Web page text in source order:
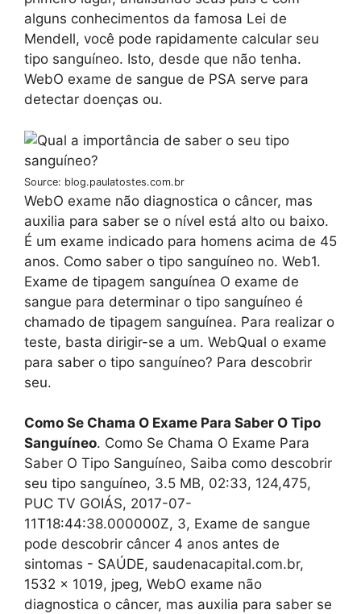
alguns conhecimentos da famosa Lei de
Mendell, você pode rapidamente calcular seu
tipo sanguíneo. Isto, desde que não tenha.
WebO exame de sangue de PSA serve para
detectar doenças ou.
Source: blog.paulatostes.com.br
WebO exame não diagnostica o câncer, mas
auxilia para saber se o nível está alto ou baixo.
É um exame indicado para homens acima de 45
anos. Como saber o tipo sanguíneo no. Web1.
Exame de tipagem sanguínea O exame de
sangue para determinar o tipo sanguíneo é
chamado de tipagem sanguínea. Para realizar o
teste, basta dirigir-se a um. WebQual o exame
para saber o tipo sanguíneo? Para descobrir
seu.
Como Se Chama O Exame Para Saber O Tipo
Sanguíneo. Como Se Chama O Exame Para
Saber O Tipo Sanguíneo, Saiba como descobrir
seu tipo sanguíneo, 3.5 MB, 02:33, 124,475,
PUC TV GOIÁS, 2017-07-
11T18:44:38.000000Z, 3, Exame de sangue
pode descobrir câncer 4 anos antes de
sintomas - SAÚDE, saudenacapital.com.br,
1532 x 1019, jpeg, WebO exame não
diagnostica o câncer, mas auxilia para saber se